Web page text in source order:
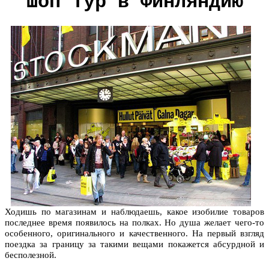
Ходишь по магазинам и наблюдаешь, какое изобилие товаров
последнее время появилось на полках. Но душа желает чего-то
особенного, оригинального и качественного. На первый взгляд
поездка за границу за такими вещами покажется абсурдной и
бесполезной.